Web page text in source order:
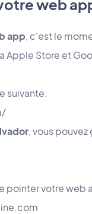
web
app, c'est le
Store et
suivante:
, vous
pointer votre